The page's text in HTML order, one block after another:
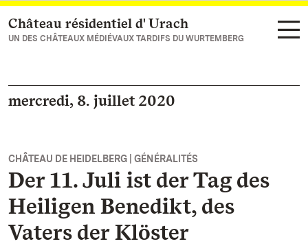
Vers la page d’accueil
Château résidentiel d' Urach
UN DES CHÂTEAUX MÉDIÉVAUX TARDIFS DU WURTEMBERG
mercredi, 8. juillet 2020
CHÂTEAU DE HEIDELBERG | GÉNÉRALITÉS
Der 11. Juli ist der Tag des
Heiligen Benedikt, des
Vaters der Klöster